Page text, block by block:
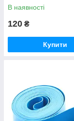
В наявності
120 ₴
Купити